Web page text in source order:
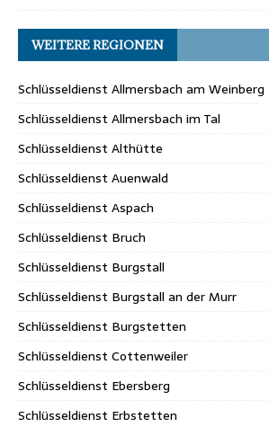
WEITERE REGIONEN
Schlüsseldienst Allmersbach am Weinberg
Schlüsseldienst Allmersbach im Tal
Schlüsseldienst Althütte
Schlüsseldienst Auenwald
Schlüsseldienst Aspach
Schlüsseldienst Bruch
Schlüsseldienst Burgstall
Schlüsseldienst Burgstall an der Murr
Schlüsseldienst Burgstetten
Schlüsseldienst Cottenweiler
Schlüsseldienst Ebersberg
Schlüsseldienst Erbstetten